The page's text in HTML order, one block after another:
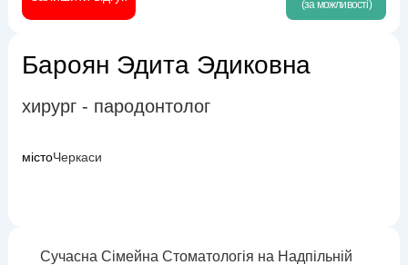
(за можливості)
Бароян Эдита Эдиковна
хирург - пародонтолог
містоЧеркаси
Сучасна Сімейна Стоматологія на Надпільній